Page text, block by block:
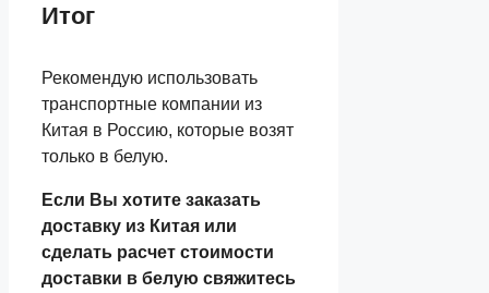
Итог
Рекомендую использовать
транспортные компании из
Китая в Россию, которые возят
только в белую.
Если Вы хотите заказать
доставку из Китая или
сделать расчет стоимости
доставки в белую свяжитесь